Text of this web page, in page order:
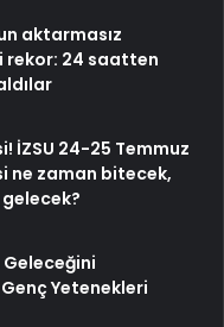
aktarmasız
rekor: 24 saatten
İZSU 24-25 Temmuz
ne zaman bitecek,
Geleceğini
Yetenekleri